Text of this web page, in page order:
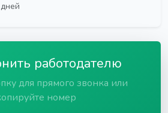
работодателю
для прямого звонка или
номер